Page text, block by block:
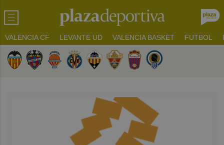
VALENCIA CF LEVANTE UD VALENCIA BASKET FUTBOL